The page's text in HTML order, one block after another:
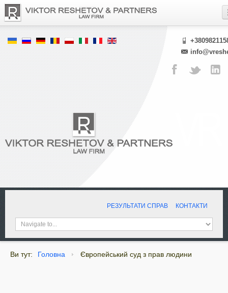
РЕЗУЛЬТАТИ СПРАВ КОНТАКТИ
Ви тут: Головна Європейський суд з прав людини